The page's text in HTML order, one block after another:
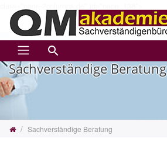
Zum Inhalt springen
Sach­ver­stän­di­ge Be­ra­tung
Sachverständige Beratung